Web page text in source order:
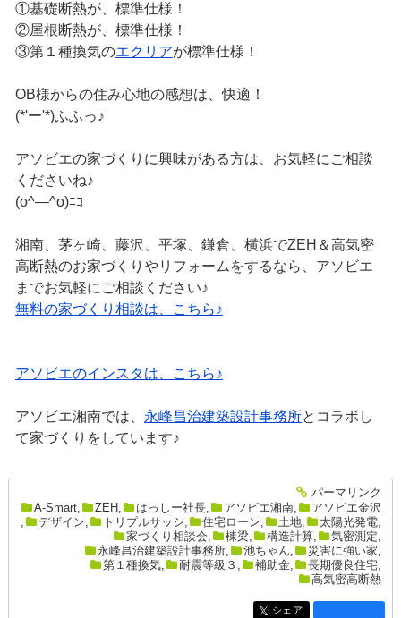
①基礎断熱が、標準仕様！
②屋根断熱が、標準仕様！
③第１種換気のエクリアが標準仕様！
OB様からの住み心地の感想は、快適！
(*'ー'*)ふふっ♪
アソビエの家づくりに興味がある方は、お気軽にご相談
くださいね♪
(o^―^o)ﾆｺ
湘南、茅ヶ崎、藤沢、平塚、鎌倉、横浜でZEH＆高気密
高断熱のお家づくりやリフォームをするなら、アソビエ
までお気軽にご相談ください♪
無料の家づくり相談は、こちら♪
アソビエのインスタは、こちら♪
アソビエ湘南では、 永峰昌治建築設計事務所とコラボし
て家づくりをしています♪
entry2645
パーマリンク
A-Smart, ZEH , はっしー社長, アソビエ湘南,
アソビエ金沢
,
デザイン, トリプルサッシ, 住宅ローン, 土地, 太陽光発電,
家づくり相談会, 棟梁, 構造計算, 気密測定,
永峰昌治建築設計事務所, 池ちゃん, 災害に強い家,
第１種換気, 耐震等級３ , 補助金, 長期優良住宅,
高気密高断熱
entry2645
シェア